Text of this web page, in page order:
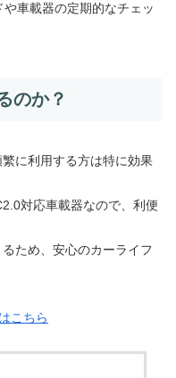
車載器の定期的なチェッ
のか？
に利用する方は特に効果
対応車載器なので、利便
ため、安心のカーライフ
こちら